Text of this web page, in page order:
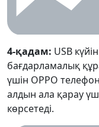
4-қадам: USB
бағдарламалық
үшін OPPO
алдын ала қарау
көрсетеді.